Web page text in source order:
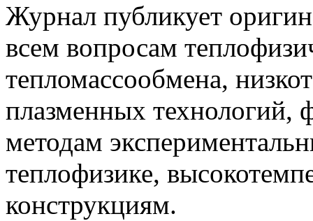
Журнал публикует
всем вопросам
тепломассообмена,
плазменных технологий,
методам
теплофизике,
конструкциям.